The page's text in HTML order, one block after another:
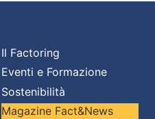
Il Factoring
Eventi e Formazione
Sostenibilità
Magazine Fact&News